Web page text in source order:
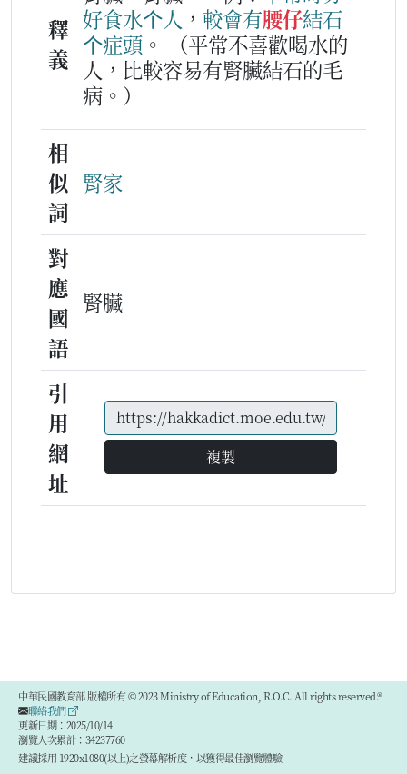
釋
義
好食水个人 ， 較會有腰仔結石
个症頭 。
（平常不喜歡喝水的
人，比較容易有腎臟結石的毛
病。）
相
似
詞
腎家
對
應
國
語
腎臟
引
用
網
址
複製
中華民國教育部 版權所有 © 2023 Ministry of Education, R.O.C. All rights reserved.®
聯絡我們
更新日期：2025/10/14
瀏覽人次累計：34237760
建議採用 1920x1080(以上)之螢幕解析度，以獲得最佳瀏覽體驗